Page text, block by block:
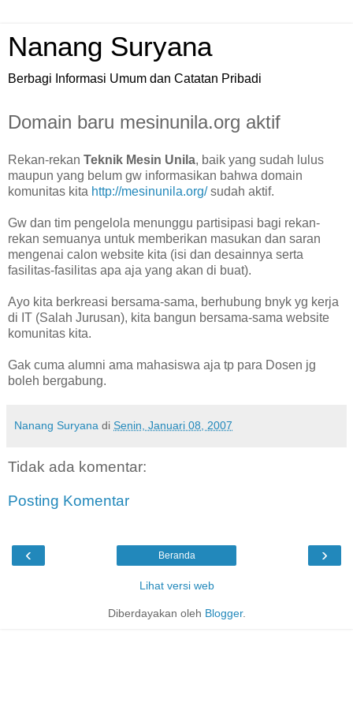
Nanang Suryana
Berbagi Informasi Umum dan Catatan Pribadi
Domain baru mesinunila.org aktif
Rekan-rekan Teknik Mesin Unila, baik yang sudah lulus
maupun yang belum gw informasikan bahwa domain
komunitas kita http://mesinunila.org/sudah aktif.
Gw dan tim pengelola menunggu partisipasi bagi rekan-
rekan semuanya untuk memberikan masukan dan saran
mengenai calon website kita (isi dan desainnya serta
fasilitas-fasilitas apa aja yang akan di buat).
Ayo kita berkreasi bersama-sama, berhubung bnyk yg kerja
di IT (Salah Jurusan), kita bangun bersama-sama website
komunitas kita.
Gak cuma alumni ama mahasiswa aja tp para Dosen jg
boleh bergabung.
Nanang Suryana di Senin, Januari 08, 2007
Tidak ada komentar:
Posting Komentar
‹ ›
Beranda
Lihat versi web
Diberdayakan oleh Blogger.